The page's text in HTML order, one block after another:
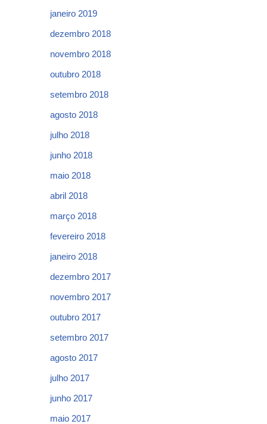
janeiro 2019
dezembro 2018
novembro 2018
outubro 2018
setembro 2018
agosto 2018
julho 2018
junho 2018
maio 2018
abril 2018
março 2018
fevereiro 2018
janeiro 2018
dezembro 2017
novembro 2017
outubro 2017
setembro 2017
agosto 2017
julho 2017
junho 2017
maio 2017